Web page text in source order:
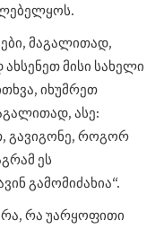
მაგალითად,
მისი სახელი
იხუმრეთ
ასე:
გავიგონე, როგორ
ეს
გამომიძახია“.
რა უარყოფითი